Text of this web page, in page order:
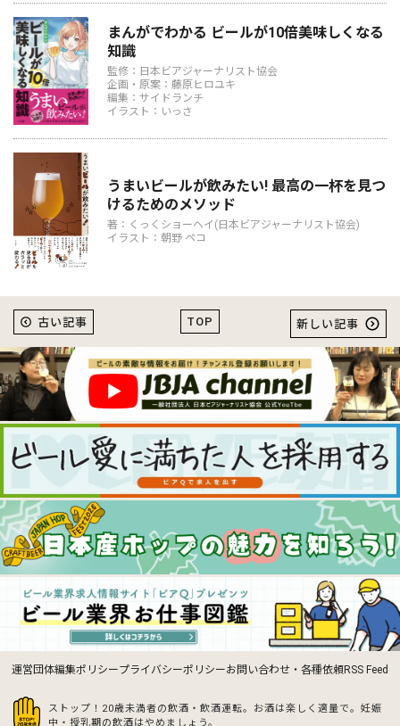
まんがでわかる ビールが10倍美味しくなる
知識
監修：日本ビアジャーナリスト協会
企画・原案：藤原ヒロユキ
編集：サイドランチ
イラスト：いっさ
うまいビールが飲みたい! 最高の一杯を見つ
けるためのメソッド
著：くっくショーヘイ(日本ビアジャーナリスト協会)
イラスト：朝野 ペコ
TOP
古い記事 新しい記事
運営団体編集ポリシープライバシーポリシーお問い合わせ・各種依頼RSS Feed
ストップ！20歳未満者の飲酒・飲酒運転。お酒は楽しく適量で。 妊娠
中・授乳期の飲酒はやめましょう。